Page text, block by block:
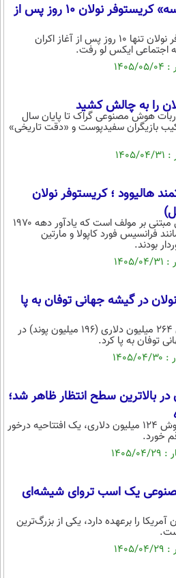
حوادث
محیط زیست
سلامت
فرهنگی
بین الملل
حیات وحش
سیاست خارجی
آشپزی
دانلود
پخش نسخه قاچاق «اودیسه» کریستوفر نولان ۱۰ روز پس از
فیلم «اودیسه» ساخته کریستوفر نولان تنها ۱۰ روز پس از آغاز اکران
اجتماعی ایکس لو رفت.
را به چالش کشید
هوش مصنوعی گراک تا پایان سال
بازیگران سفیدپوست و «دقت تاریخی»
قدرتمند هالیوود ؛ کریستوفر نولان
هالیوود در حال بازگشت به مدل مبتنی بر مولف است که یادآور دهه ۱۹۷۰
فرانسیس فورد کاپولا و مارتین
بودند.
در گیشه جهانی توفان به پا
فیلم «اودیسه» با فروش جهانی ۲۶۴ میلیون دلاری (۱۹۶ میلیون پوند) در
توفان به پا کرد.
بالاترین سطح انتظار ظاهر شد؛
«اودیسه» کریستوفر نولان با فروش ۱۲۴ میلیون دلاری، یک افتتاحیه درخور
خورد.
یک اسب تروای شیشه‌ای
را برعهده دارد، یکی از بزرگ‌ترین